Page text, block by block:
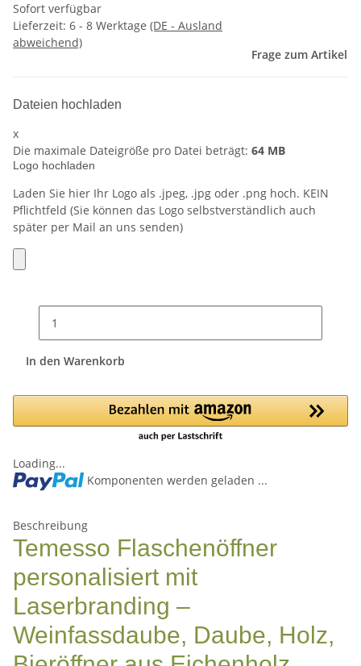
Sofort verfügbar
Lieferzeit: 6 - 8 Werktage (DE - Ausland
abweichend)
Frage zum Artikel
Dateien hochladen
x
Die maximale Dateigröße pro Datei beträgt: 64 MB
Logo hochladen
Laden Sie hier Ihr Logo als .jpeg, .jpg oder .png hoch. KEIN
Pflichtfeld (Sie können das Logo selbstverständlich auch
später per Mail an uns senden)
In den Warenkorb
Loading...
Komponenten werden geladen ...
Beschreibung
Temesso Flaschenöffner
personalisiert mit
Laserbranding –
Weinfassdaube, Daube, Holz,